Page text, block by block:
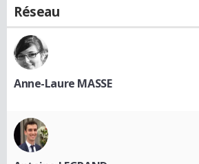
Réseau
Anne-Laure MASSE